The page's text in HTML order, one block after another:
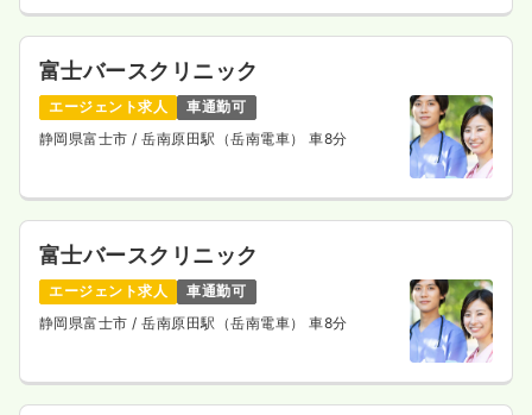
月給35万円以上可
気になる
一時募集休止
29.9
時間 8:00～16:30 （休憩60分）
4週8休以上
担当業務未経験可
月給29万円以上可
詳細を見る
富士バースクリニック
エージェント求人
車通勤可
静岡県富士市 / 岳南原田駅（岳南電車） 車8分
富士バースクリニック
エージェント求人
車通勤可
静岡県富士市 / 岳南原田駅（岳南電車） 車8分